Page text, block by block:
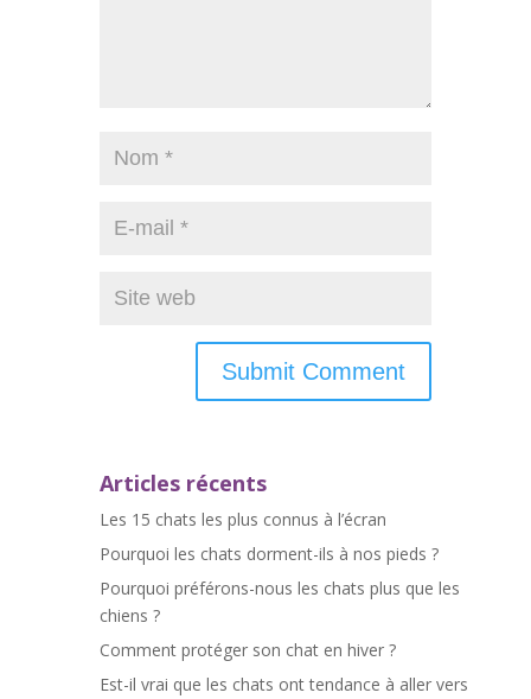
Articles récents
Les 15 chats les plus connus à l’écran
Pourquoi les chats dorment-ils à nos pieds ?
Pourquoi préférons-nous les chats plus que les
chiens ?
Comment protéger son chat en hiver ?
Est-il vrai que les chats ont tendance à aller vers